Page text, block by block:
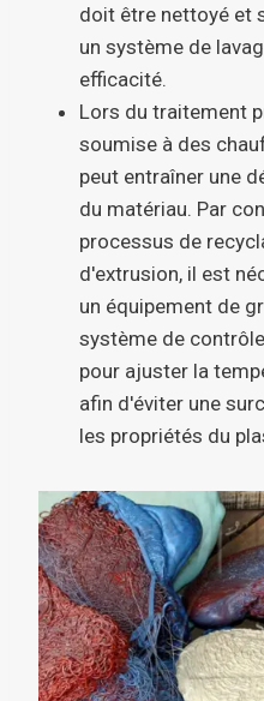
doit être nettoyé et
un système de
efficacité.
Lors du traitement
soumise à des
peut entraîner une
du matériau. Par
processus de
d'extrusion, il est
un équipement de
système de
pour ajuster la
afin d'éviter une
les propriétés du